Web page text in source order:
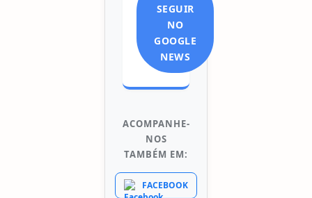
SEGUIR
NO
GOOGLE
NEWS
ACOMPANHE-
NOS
TAMBÉM EM:
FACEBOOK